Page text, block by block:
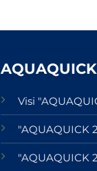
Visi
"AQUAQUICK
"AQUAQUICK